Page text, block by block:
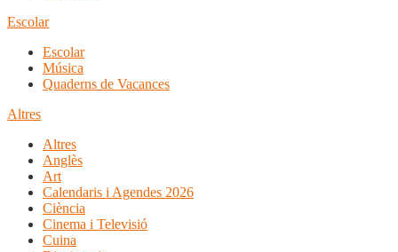
Escolar
Escolar
Música
Quaderns de Vacances
Altres
Altres
Anglès
Art
Calendaris i Agendes 2026
Ciència
Cinema i Televisió
Cuina